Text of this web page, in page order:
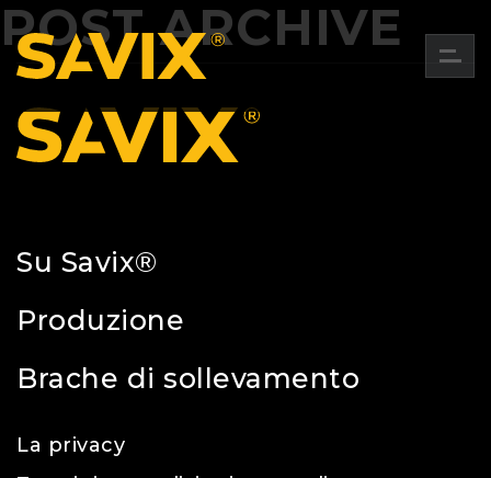
POST ARCHIVE
Su Savix®
Produzione
Brache di sollevamento
La privacy